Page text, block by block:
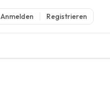
Anmelden Registrieren